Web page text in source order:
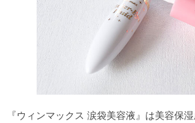
『ウィンマックス 涙袋美容液』は美容保